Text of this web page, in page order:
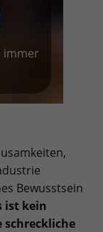
immer
Bewusstsein
ist kein
schreckliche